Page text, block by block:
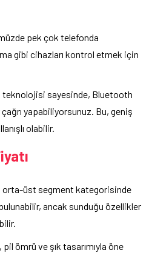
pek çok telefonda
gibi cihazları kontrol etmek için
teknolojisi sayesinde, Bluetooth
yapabiliyorsunuz. Bu, geniş
olabilir.
orta-üst segment kategorisinde
ancak sunduğu özellikler
ömrü ve şık tasarımıyla öne